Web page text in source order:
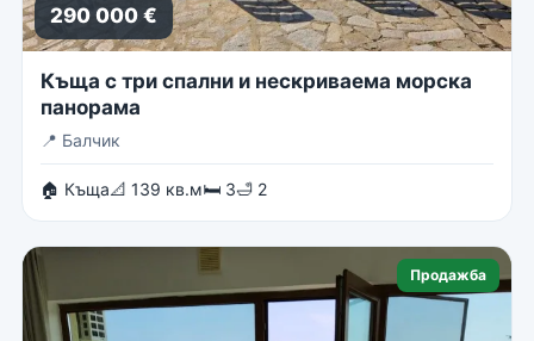
290 000 €
Къща с три спални и нескриваема морска
панорама
📍 Балчик
🏠 Къща📐 139 кв.м🛏 3🛁 2
Продажба